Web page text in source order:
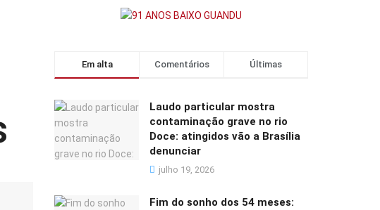
Em alta Comentários Últimas
Laudo particular mostra
contaminação grave no rio
Doce: atingidos vão a Brasília
denunciar
julho 19, 2026
Fim do sonho dos 54 meses: